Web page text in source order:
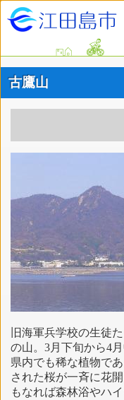
古鷹山
旧海軍兵学校の生徒
の山。3月下旬から4
県内でも稀な植物で
された桜が一斉に花
もなれば森林浴やハ